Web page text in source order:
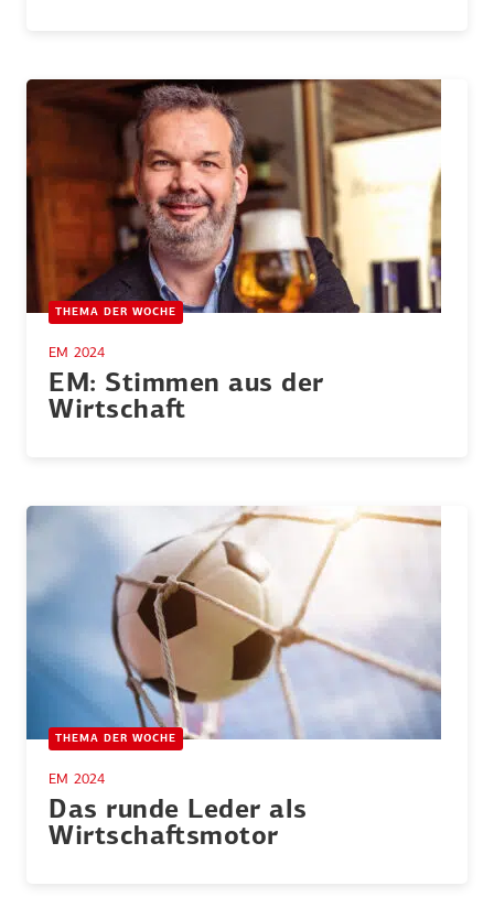
THEMA DER WOCHE
EM 2024
EM: Stimmen aus der
Wirtschaft
THEMA DER WOCHE
EM 2024
Das runde Leder als
Wirtschafts­motor